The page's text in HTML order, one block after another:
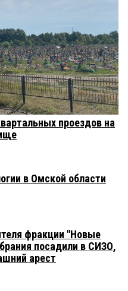
проездов на
в Омской области
фракции "Новые
посадили в СИЗО,
арест